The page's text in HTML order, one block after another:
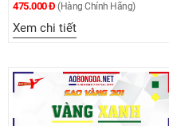
475.000 Đ (Hàng Chính Hãng)
Xem chi tiết